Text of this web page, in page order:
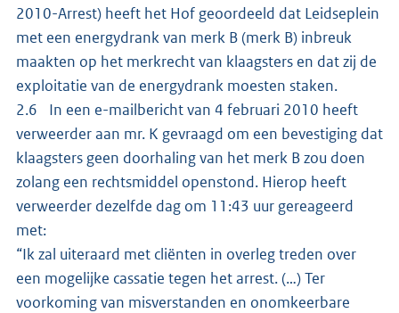
2010-Arrest) heeft het Hof geoordeeld dat Leidseplein
met een energydrank van merk B (merk B) inbreuk
maakten op het merkrecht van klaagsters en dat zij de
exploitatie van de energydrank moesten staken.
2.6 In een e-mailbericht van 4 februari 2010 heeft
verweerder aan mr. K gevraagd om een bevestiging dat
klaagsters geen doorhaling van het merk B zou doen
zolang een rechtsmiddel openstond. Hierop heeft
verweerder dezelfde dag om 11:43 uur gereageerd
met:
“Ik zal uiteraard met cliënten in overleg treden over
een mogelijke cassatie tegen het arrest. (…) Ter
voorkoming van misverstanden en onomkeerbare